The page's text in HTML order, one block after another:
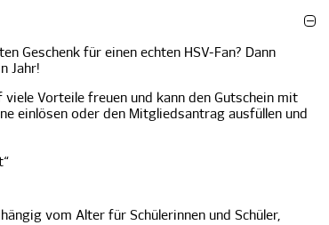
Geschenk für einen echten HSV-Fan? Dann
Jahr!
viele Vorteile freuen und kann den Gutschein mit
einlösen oder den Mitgliedsantrag ausfüllen und
vom Alter für Schülerinnen und Schüler,